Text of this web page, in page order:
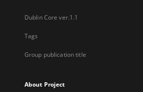
Dublin Core ver.1.1
Tags
Group publication title
About Project